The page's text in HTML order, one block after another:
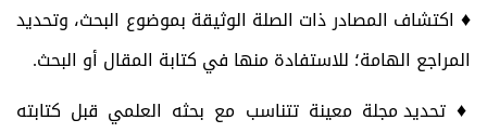
♦ اكتشاف المصادر ذات الصلة الوثيقة بموضوع البحث، وتحديد
المراجع الهامة؛ للاستفادة منها في كتابة المقال أو البحث.
♦تحديد مجلة معينة تتناسب مع بحثه العلمي قبل كتابته